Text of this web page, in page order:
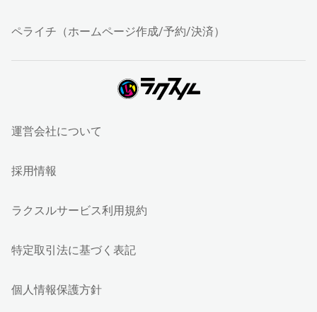
ペライチ（ホームページ作成/予約/決済）
運営会社について
採用情報
ラクスルサービス利用規約
特定取引法に基づく表記
個人情報保護方針